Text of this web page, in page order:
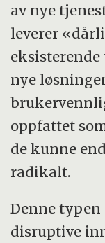
av nye
leverer
nye
oppfattet
de kunne
radikalt.
Denne
disruptive